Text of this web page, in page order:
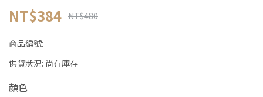
NT$384 NT$480
商品編號:
供貨狀況: 尚有庫存
顏色